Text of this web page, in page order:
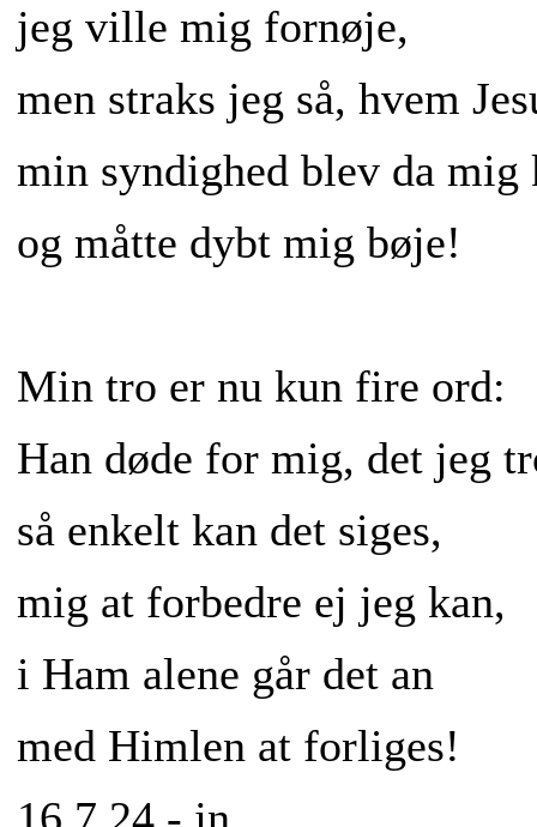
jeg ville mig fornøje,
men straks jeg så, hvem
min syndighed blev da mig
og måtte dybt mig bøje!
Min tro er nu kun fire ord:
Han døde for mig, det jeg
så enkelt kan det siges,
mig at forbedre ej jeg kan,
i Ham alene går det an
med Himlen at forliges!